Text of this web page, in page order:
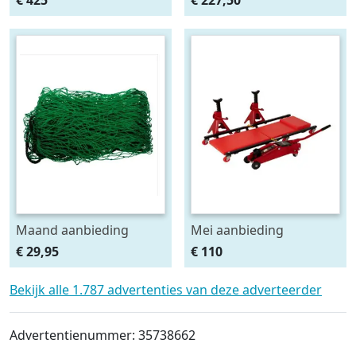
HSCII)
2stuks
Maand aanbieding
Afdeknet 4x2 mtr maas
4.5 x 4.5 cm
€ 29,95
Mei aanbieding
Monteursligkar+2 tons
krik + 2 assteunen
€ 110
Bekijk alle 1.787 advertenties van deze adverteerder
Advertentienummer: 35738662